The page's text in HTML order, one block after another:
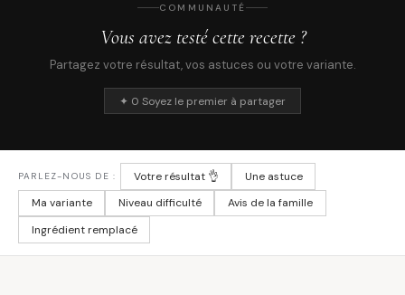
COMMUNAUTÉ
Vous avez testé cette recette ?
Partagez votre résultat, vos astuces ou votre variante.
✦ 0 Soyez le premier à partager
PARLEZ-NOUS DE : Votre résultat 👌
Une astuce
Ma variante
Niveau difficulté
Avis de la famille
Ingrédient remplacé